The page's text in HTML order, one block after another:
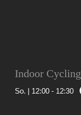
Indoor Cycling
So. | 12:00 - 12:30